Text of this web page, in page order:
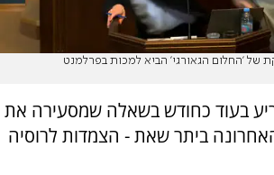
של 'החלום הגאורגי' הביא למכות בפרלמנט
בעוד כחודש בשאלה שמסעירה את
ביתר שאת - הצמדות לרוסיה